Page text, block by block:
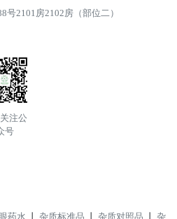
2101房2102房（部位二）
注公
号